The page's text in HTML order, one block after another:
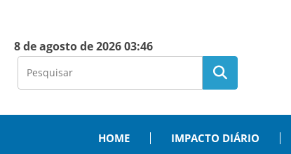
8 de agosto de 2026 03:46
HOME IMPACTO DIÁRIO